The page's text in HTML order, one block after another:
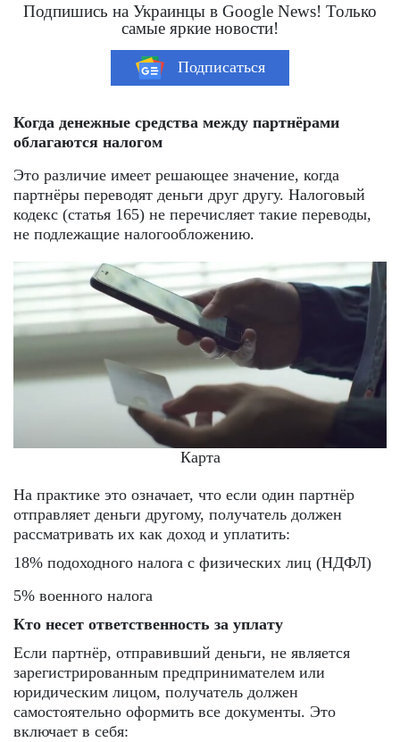
Подпишись на Украинцы в Google News! Только
самые яркие новости!
Подписаться
Когда денежные средства между партнёрами
облагаются налогом
Это различие имеет решающее значение, когда
партнёры переводят деньги друг другу. Налоговый
кодекс (статья 165) не перечисляет такие переводы,
не подлежащие налогообложению.
Карта
На практике это означает, что если один партнёр
отправляет деньги другому, получатель должен
рассматривать их как доход и уплатить:
18% подоходного налога с физических лиц (НДФЛ)
5% военного налога
Кто несет ответственность за уплату
Если партнёр, отправивший деньги, не является
зарегистрированным предпринимателем или
юридическим лицом, получатель должен
самостоятельно оформить все документы. Это
включает в себя: